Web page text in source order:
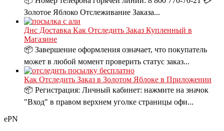
Золотое Яблоко Отслеживание Заказа...
Днс Доставка Как Отследить Заказ Купленный в
Магазине
📦 Завершение оформления означает, что покупатель
может в любой момент проверить статус заказ...
Как Отследить Заказ в Золотом Яблоке в Приложении
📦 Регистрация: Личный кабинет: нажмите на значок
"Вход" в правом верхнем уголке страницы офи...
ePN